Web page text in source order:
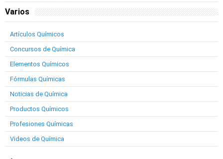
Varios
Artículos Químicos
Concursos de Química
Elementos Químicos
Fórmulas Químicas
Noticias de Química
Productos Químicos
Profesiones Químicas
Videos de Química